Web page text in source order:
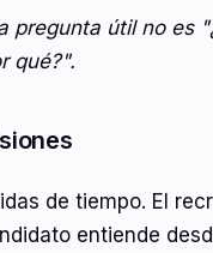
pregunta útil no es
qué?".
de tiempo. El
entiende